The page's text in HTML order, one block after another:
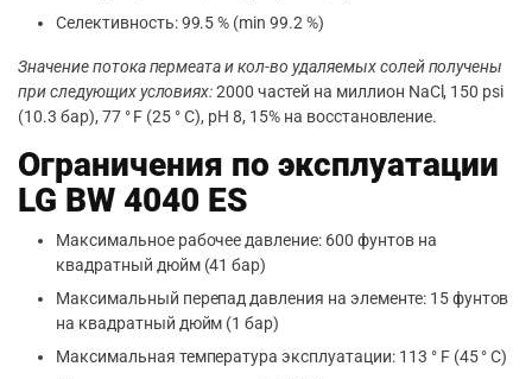
Селективность: 99.5 % (min 99.2 %)
Значение потока пермеата и кол-во удаляемых солей получены
при следующих условиях:2000 частей на миллион NaCl, 150 psi
(10.3 бар), 77 ° F (25 ° C), рН 8, 15% на восстановление.
Ограничения по эксплуатации
LG BW 4040 ES
Максимальное рабочее давление: 600 фунтов на
квадратный дюйм (41 бар)
Максимальный перепад давления на элементе: 15 фунтов
на квадратный дюйм (1 бар)
Максимальная температура эксплуатации: 113 ° F (45 ° C)